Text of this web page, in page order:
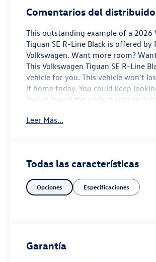
Comentarios del
This outstanding example of a 2026
Tiguan SE R-Line Black is offered by
Volkswagen. Want more room?
This Volkswagen Tiguan SE R-Line
vehicle for you. This vehicle won't
it home today. You could keep
You've found the perfect vehicle
Volkswagen Tiguan SE R-Line Black. It
Leer Más...
Todas las características
Opciones Especificaciones
Garantía